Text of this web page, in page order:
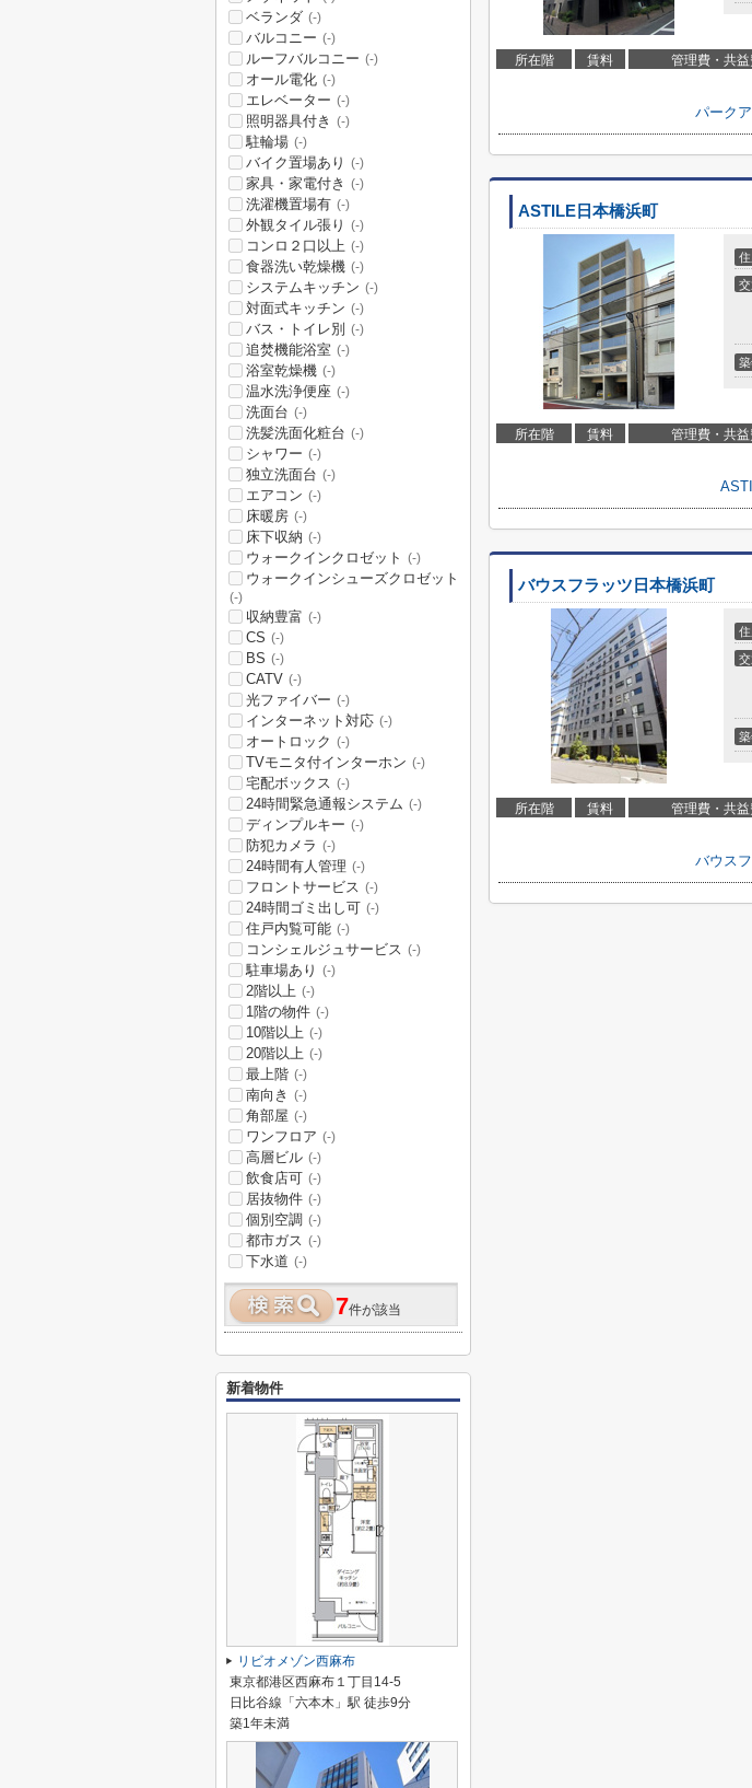
所在階 賃料 管理費・共
パーク
ASTILE日本橋浜町
所在階 賃料 管理費・共
バウスフラッツ日本橋浜町
所在階 賃料 管理費・共
バウス
ベランダ (-)
バルコニー (-)
ルーフバルコニー (-)
オール電化 (-)
エレベーター (-)
照明器具付き (-)
駐輪場 (-)
バイク置場あり (-)
家具・家電付き (-)
洗濯機置場有 (-)
外観タイル張り (-)
コンロ２口以上 (-)
食器洗い乾燥機 (-)
システムキッチン (-)
対面式キッチン (-)
バス・トイレ別 (-)
追焚機能浴室 (-)
浴室乾燥機 (-)
温水洗浄便座 (-)
洗面台 (-)
洗髪洗面化粧台 (-)
シャワー (-)
独立洗面台 (-)
エアコン (-)
床暖房 (-)
床下収納 (-)
ウォークインクロゼット (-)
ウォークインシューズクロゼット
(-)
収納豊富 (-)
CS (-)
BS (-)
CATV (-)
光ファイバー (-)
インターネット対応 (-)
オートロック (-)
TVモニタ付インターホン (-)
宅配ボックス (-)
24時間緊急通報システム (-)
ディンプルキー (-)
防犯カメラ (-)
24時間有人管理 (-)
フロントサービス (-)
24時間ゴミ出し可 (-)
住戸内覧可能 (-)
コンシェルジュサービス (-)
駐車場あり (-)
2階以上 (-)
1階の物件 (-)
10階以上 (-)
20階以上 (-)
最上階 (-)
南向き (-)
角部屋 (-)
ワンフロア (-)
高層ビル (-)
飲食店可 (-)
居抜物件 (-)
個別空調 (-)
都市ガス (-)
下水道 (-)
7件が該当
新着物件
リビオメゾン西麻布
東京都港区西麻布１丁目14-5
日比谷線「六本木」駅 徒歩9分
築1年未満